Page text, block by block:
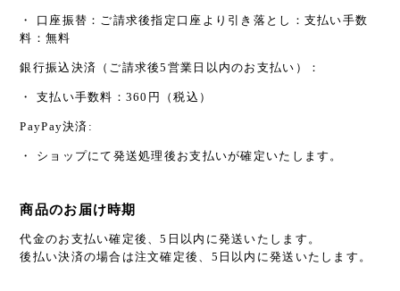
・ 口座振替：ご請求後指定口座より引き落とし：支払い手数
料：無料
銀行振込決済（ご請求後5営業日以内のお支払い）：
・ 支払い手数料：360円（税込）
PayPay決済:
・ ショップにて発送処理後お支払いが確定いたします。
商品のお届け時期
代金のお支払い確定後、5日以内に発送いたします。
後払い決済の場合は注文確定後、5日以内に発送いたします。